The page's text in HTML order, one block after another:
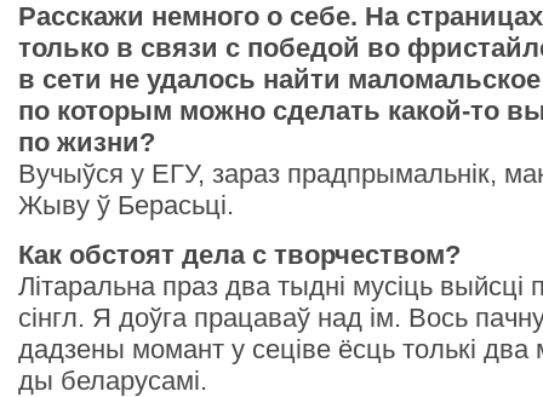
Расскажи немного о себе. На
только в связи с победой во
в сети не удалось найти
по которым можно сделать какой-то
по жизни?
Вучыўся у ЕГУ, зараз прадпрымальнік,
Жыву ў Берасьці.
Как обстоят дела с творчеством?
Літаральна праз два тыдні мусіць
сінгл. Я доўга працаваў над ім. Вось
дадзены момант у сеціве ёсць толькі два
ды беларусамі.